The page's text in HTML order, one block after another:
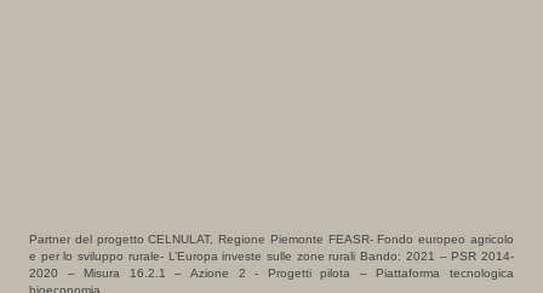
Partner del progetto CELNULAT, Regione Piemonte FEASR- Fondo europeo agricolo
e per lo sviluppo rurale- L’Europa investe sulle zone rurali Bando: 2021 – PSR 2014-
2020 – Misura 16.2.1 – Azione 2 - Progetti pilota – Piattaforma tecnologica
bioeconomia